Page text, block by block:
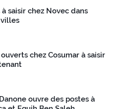
saisir chez Novec dans
chez Cosumar à saisir
ouvre des postes à